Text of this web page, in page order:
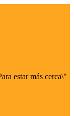
estar más cerca\"